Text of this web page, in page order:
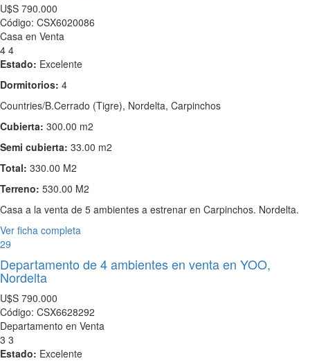
U$S 790.000
Código: CSX6020086
Casa en Venta
4 4
Estado: Excelente
Dormitorios: 4
Countries/B.Cerrado (Tigre), Nordelta, Carpinchos
Cubierta: 300.00 m2
Semi cubierta: 33.00 m2
Total: 330.00 M2
Terreno: 530.00 M2
Casa a la venta de 5 ambientes a estrenar en Carpinchos. Nordelta.
Ver ficha completa
29
Departamento de 4 ambientes en venta en YOO,
Nordelta
U$S 790.000
Código: CSX6628292
Departamento en Venta
3 3
Estado: Excelente